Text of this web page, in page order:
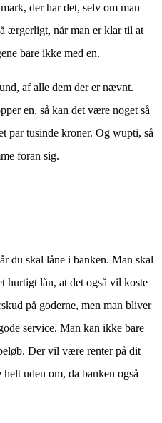
der har det, selv om man
ærgerligt, når man er klar til at
bare ikke med en.
af alle dem der er nævnt.
en, så kan det være noget så
par tusinde kroner. Og wupti, så
foran sig.
du skal låne i banken. Man skal
hurtigt lån, at det også vil koste
på goderne, men man bliver
service. Man kan ikke bare
Der vil være renter på dit
uden om, da banken også